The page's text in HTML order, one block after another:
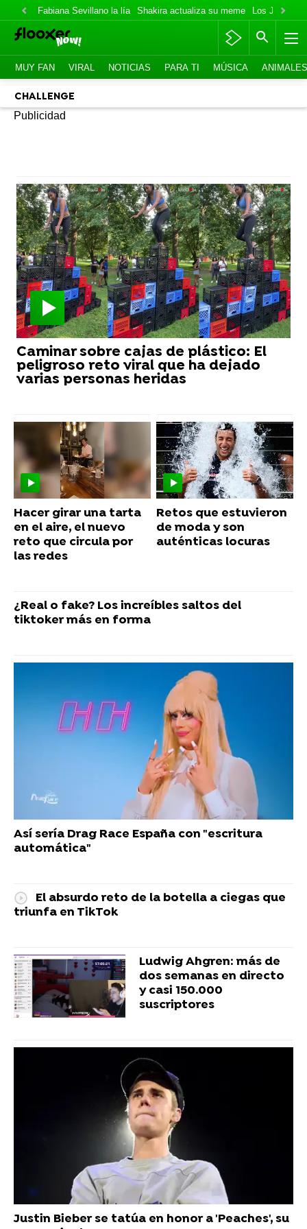
Fabiana Sevillano la lía Shakira actualiza su meme Los Jonas
MUY FAN VIRAL NOTICIAS PARA TI MÚSICA ANIMALES
CHALLENGE
Caminar sobre cajas de plástico: El
peligroso reto viral que ha dejado
varias personas heridas
Hacer girar una tarta
en el aire, el nuevo
reto que circula por
las redes
Retos que estuvieron
de moda y son
auténticas locuras
¿Real o fake? Los increíbles saltos del
tiktoker más en forma
Así sería Drag Race España con "escritura
automática"
El absurdo reto de la botella a ciegas que
triunfa en TikTok
Ludwig Ahgren: más de
dos semanas en directo
y casi 150.000
suscriptores
Justin Bieber se tatúa en honor a 'Peaches', su